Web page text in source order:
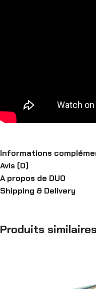
Informations
Avis (0)
A propos de DUO
Shipping & Delivery
Produits similaires